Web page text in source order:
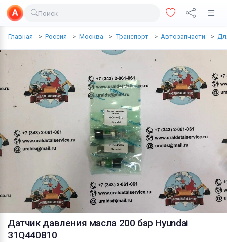
Поиск
Главная Россия Москва Транспорт Автозапчасти
Датчик давления масла 200 бар Hyundai
31Q440810
Доставка еды
Транспорт
Недвижимость
Услуги
Одежда и обувь
Электроника
Хобби и отдых
Животные
Оборудование